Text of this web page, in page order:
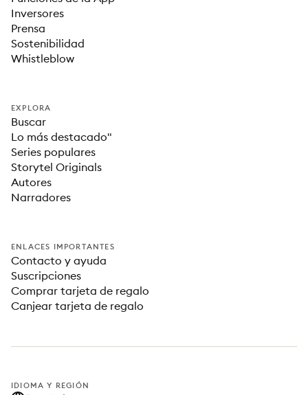
Inversores
Prensa
Sostenibilidad
Whistleblow
EXPLORA
Buscar
Lo más destacado"
Series populares
Storytel Originals
Autores
Narradores
ENLACES IMPORTANTES
Contacto y ayuda
Suscripciones
Comprar tarjeta de regalo
Canjear tarjeta de regalo
IDIOMA Y REGIÓN